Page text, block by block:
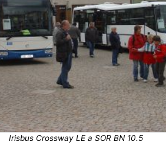
Irisbus Crossway LE a SOR BN 10.5